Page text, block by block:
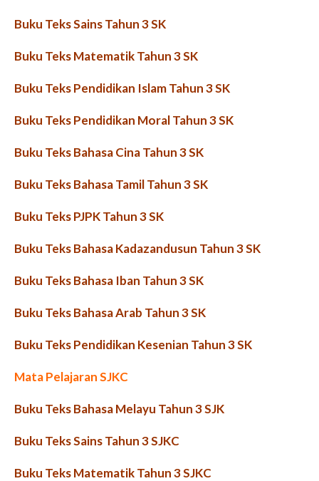
Buku Teks Sains Tahun 3 SK
Buku Teks Matematik Tahun 3 SK
Buku Teks Pendidikan Islam Tahun 3 SK
Buku Teks Pendidikan Moral Tahun 3 SK
Buku Teks Bahasa Cina Tahun 3 SK
Buku Teks Bahasa Tamil Tahun 3 SK
Buku Teks PJPK Tahun 3 SK
Buku Teks Bahasa Kadazandusun Tahun 3 SK
Buku Teks Bahasa Iban Tahun 3 SK
Buku Teks Bahasa Arab Tahun 3 SK
Buku Teks Pendidikan Kesenian Tahun 3 SK
Mata Pelajaran SJKC
Buku Teks Bahasa Melayu Tahun 3 SJK
Buku Teks Sains Tahun 3 SJKC
Buku Teks Matematik Tahun 3 SJKC